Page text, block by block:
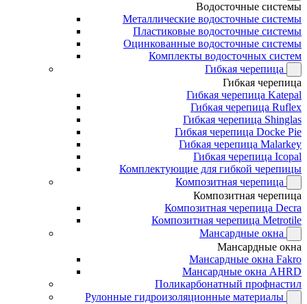
Водосточные системы
Металлические водосточные системы
Пластиковые водосточные системы
Оцинкованные водосточные системы
Комплекты водосточных систем
Гибкая черепица
Гибкая черепица
Гибкая черепица Katepal
Гибкая черепица Ruflex
Гибкая черепица Shinglas
Гибкая черепица Docke Pie
Гибкая черепица Malarkey
Гибкая черепица Icopal
Комплектующие для гибкой черепицы
Композитная черепица
Композитная черепица
Композитная черепица Decra
Композитная черепица Metrotile
Мансардные окна
Мансардные окна
Мансардные окна Fakro
Мансардные окна AHRD
Поликарбонатный профнастил
Рулонные гидроизоляционные материалы